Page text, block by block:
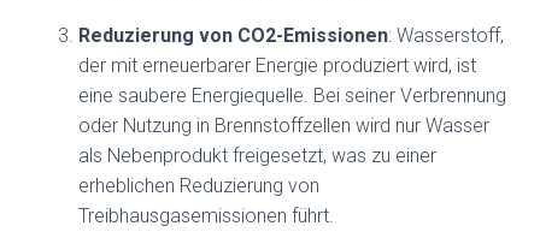
Reduzierung von CO2-Emissionen: Wasserstoff,
der mit erneuerbarer Energie produziert wird, ist
eine saubere Energiequelle. Bei seiner Verbrennung
oder Nutzung in Brennstoffzellen wird nur Wasser
als Nebenprodukt freigesetzt, was zu einer
erheblichen Reduzierung von
Treibhausgasemissionen führt.